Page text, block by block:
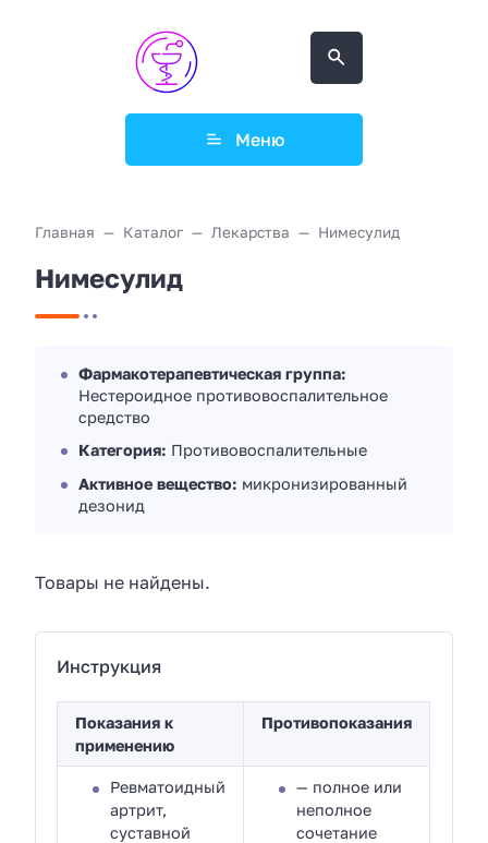
Меню
Главная Каталог Лекарства Нимесулид
Нимесулид
Фармакотерапевтическая группа:
Нестероидное противовоспалительное
средство
Категория: Противовоспалительные
Активное вещество: микронизированный
дезонид
Товары не найдены.
Инструкция
Показания к
применению
Противопоказания
Ревматоидный
артрит,
суставной
— полное или
неполное
сочетание